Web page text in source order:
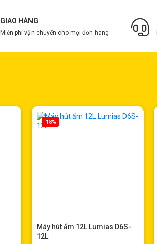
GIAO HÀNG
Miễn phí vận chuyển cho mọi đơn hàng
-18%
Máy hút ẩm 12L Lumias D6S-
12L